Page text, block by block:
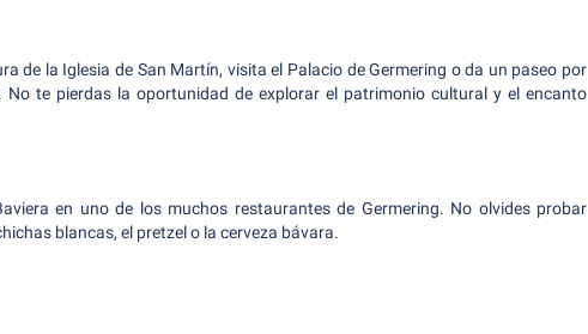
de la Iglesia de San Martín, visita el Palacio de Germering o da un paseo por
No te pierdas la oportunidad de explorar el patrimonio cultural y el encanto
en uno de los muchos restaurantes de Germering. No olvides probar
blancas, el pretzel o la cerveza bávara.